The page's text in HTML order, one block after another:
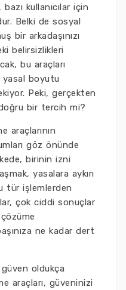
kullanıcılar için
Belki de sosyal
bir arkadaşınızı
belirsizlikleri
bu araçları
yasal boyutu
Peki, gerçekten
bir tercih mi?
araçlarının
göz önünde
birinin izni
yasalara aykırı
tür işlemlerden
çok ciddi sonuçlar
ne kadar dert
oldukça
araçları, güveninizi